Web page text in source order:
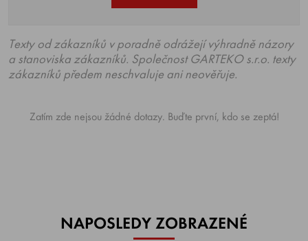
Texty od zákazníků v poradně odrážejí výhradně názory
a stanoviska zákazníků. Společnost GARTEKO s.r.o. texty
zákazníků předem neschvaluje ani neověřuje.
Zatím zde nejsou žádné dotazy. Buďte první, kdo se zeptá!
NAPOSLEDY ZOBRAZENÉ